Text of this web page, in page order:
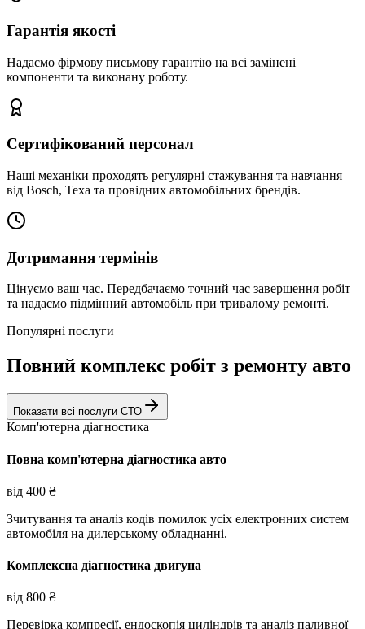
Гарантія якості
Надаємо фірмову письмову гарантію на всі замінені
компоненти та виконану роботу.
Сертифікований персонал
Наші механіки проходять регулярні стажування та навчання
від Bosch, Texa та провідних автомобільних брендів.
Дотримання термінів
Цінуємо ваш час. Передбачаємо точний час завершення робіт
та надаємо підмінний автомобіль при тривалому ремонті.
Популярні послуги
Повний комплекс робіт з ремонту авто
Показати всі послуги СТО
Комп'ютерна діагностика
Повна комп'ютерна діагностика авто
від 400 ₴
Зчитування та аналіз кодів помилок усіх електронних систем
автомобіля на дилерському обладнанні.
Комплексна діагностика двигуна
від 800 ₴
Перевірка компресії, ендоскопія циліндрів та аналіз паливної